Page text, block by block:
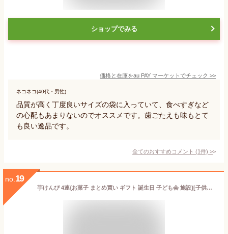
ショップでみる
価格と在庫をau PAY マーケット でチェック >>
ネコネコ(40代・男性)
品質が高く丁度良いサイズの袋に入っていて、食べすぎなど
の心配もあまりないのでオススメです。歯ごたえも味もとて
も良い逸品です。
全てのおすすめコメント (1件) >
no. 19
芋けんぴ 4連{お菓子 まとめ買い ギフト 誕生日 子ども会 施設}[子供会 保育園 幼稚園 景品 イベント お祭り プレゼント 人気]【色柄指定不可】【不良対応不可】